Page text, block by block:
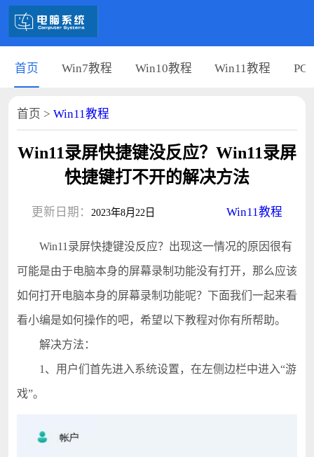
首页 Win7教程 Win10教程 Win11教程 PC
首页 > Win11教程
Win11录屏快捷键没反应？Win11录屏
快捷键打不开的解决方法
更新日期： 2023年8月22日 Win11教程
Win11录屏快捷键没反应？出现这一情况的原因很有
可能是由于电脑本身的屏幕录制功能没有打开，那么应该
如何打开电脑本身的屏幕录制功能呢？下面我们一起来看
看小编是如何操作的吧，希望以下教程对你有所帮助。
解决方法：
1、用户们首先进入系统设置，在左侧边栏中进入“游
戏”。